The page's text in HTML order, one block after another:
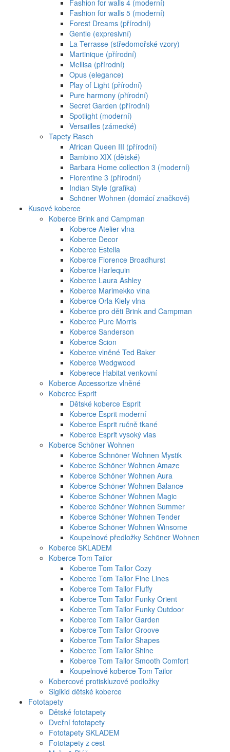
Fashion for walls 4 (moderní)
Fashion for walls 5 (moderní)
Forest Dreams (přírodní)
Gentle (expresivní)
La Terrasse (středomořské vzory)
Martinique (přírodní)
Mellisa (přírodní)
Opus (elegance)
Play of Light (přírodní)
Pure harmony (přírodní)
Secret Garden (přírodní)
Spotlight (moderní)
Versailles (zámecké)
Tapety Rasch
African Queen III (přírodní)
Bambino XIX (dětské)
Barbara Home collection 3 (moderní)
Florentine 3 (přírodní)
Indian Style (grafika)
Schöner Wohnen (domácí značkové)
Kusové koberce
Koberce Brink and Campman
Koberce Atelier vlna
Koberce Decor
Koberce Estella
Koberce Florence Broadhurst
Koberce Harlequin
Koberce Laura Ashley
Koberce Marimekko vlna
Koberce Orla Kiely vlna
Koberce pro děti Brink and Campman
Koberce Pure Morris
Koberce Sanderson
Koberce Scion
Koberce vlněné Ted Baker
Koberce Wedgwood
Koberece Habitat venkovní
Koberce Accessorize vlněné
Koberce Esprit
Dětské koberce Esprit
Koberce Esprit moderní
Koberce Esprit ručně tkané
Koberce Esprit vysoký vlas
Koberce Schöner Wohnen
Koberce Schnöner Wohnen Mystik
Koberce Schöner Wohnen Amaze
Koberce Schöner Wohnen Aura
Koberce Schöner Wohnen Balance
Koberce Schöner Wohnen Magic
Koberce Schöner Wohnen Summer
Koberce Schöner Wohnen Tender
Koberce Schöner Wohnen Winsome
Koupelnové předložky Schöner Wohnen
Koberce SKLADEM
Koberce Tom Tailor
Koberce Tom Tailor Cozy
Koberce Tom Tailor Fine Lines
Koberce Tom Tailor Fluffy
Koberce Tom Tailor Funky Orient
Koberce Tom Tailor Funky Outdoor
Koberce Tom Tailor Garden
Koberce Tom Tailor Groove
Koberce Tom Tailor Shapes
Koberce Tom Tailor Shine
Koberce Tom Tailor Smooth Comfort
Koupelnové koberce Tom Tailor
Kobercové protiskluzové podložky
Sigikid dětské koberce
Fototapety
Dětské fototapety
Dveřní fototapety
Fototapety SKLADEM
Fototapety z cest